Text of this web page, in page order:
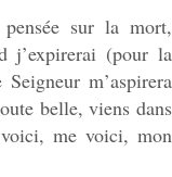
sur la mort,
j’expirerai (pour la
m’aspirera
belle, viens dans
me voici, mon